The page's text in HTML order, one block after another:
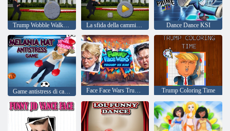
Trump Wobble Walk Challenge La sfida della camminata oscillante di Trump Dance Dance KSI
Face Face Wars Trump vs Kim Trump Coloring Time